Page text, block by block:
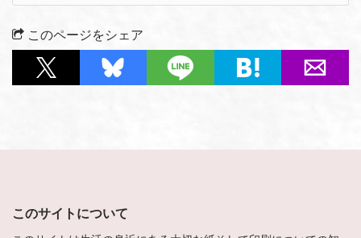
このページをシェア
このサイトについて